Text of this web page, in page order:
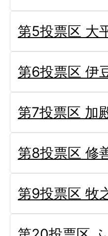
第5投票区 大
第6投票区 伊
第7投票区 加
第8投票区 修
第9投票区 牧